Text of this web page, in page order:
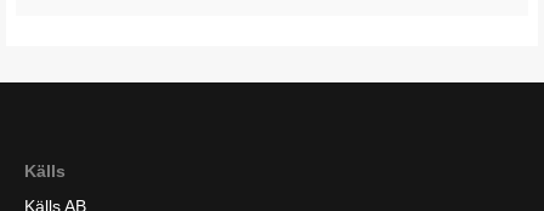
Källs
Källs AB